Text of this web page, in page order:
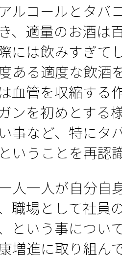
ルコールとタバ
、適量のお酒は
には飲みすぎて
ある適度な飲酒
血管を収縮する
ンを初めとする
事など、特にタ
いうことを再認
人一人が自分自
職場として社員
という事につい
増進に取り組ん